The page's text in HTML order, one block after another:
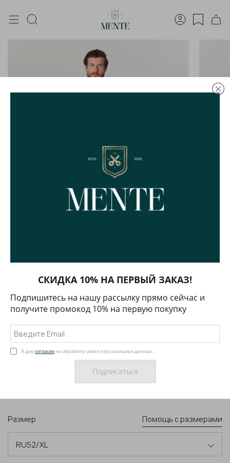
ФУТБОЛКА ИЗ ИТАЛЬЯНСКОГО ХЛОПКА
Размер Помощь с размерами
RU52/XL
5 700 ₽
арт.01TTS01101
СКИДКА 10% НА ПЕРВЫЙ ЗАКАЗ!
Подпишитесь на нашу рассылку прямо сейчас и
получите промокод 10% на первую покупку
Я даюсогласие на обработку своих персональных данных.